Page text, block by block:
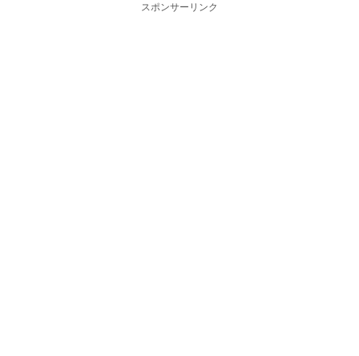
スポンサーリンク